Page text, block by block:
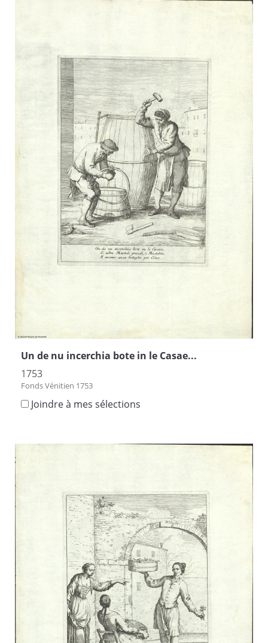
Un de nu incerchia bote in le Casae...
1753
Fonds Vénitien 1753
Joindre à mes sélections